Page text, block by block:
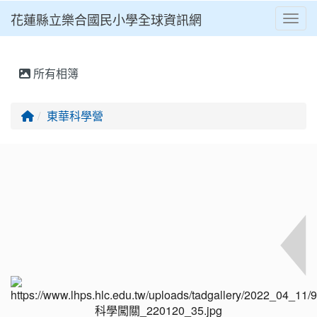
⏸
花蓮縣立樂合國民小學全球資訊網
所有相簿
回首頁
東華科學營